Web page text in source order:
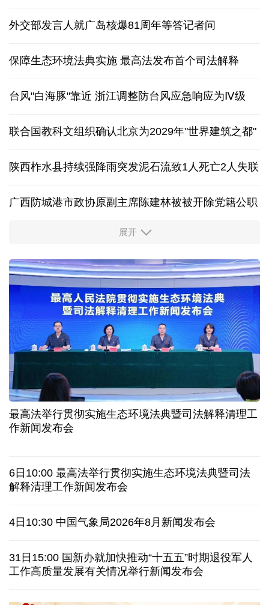
防减救灾一线见闻丨高温持续,多地旱涝同防保民生
长江十年行｜重庆铜锣山矿公园：又见“靠山吃山”
外交部发言人就广岛核爆81周年等答记者问
保障生态环境法典实施 最高法发布首个司法解释
台风"白海豚"靠近 浙江调整防台风应急响应为Ⅳ级
联合国教科文组织确认北京为2029年"世界建筑之都"
广西防城港市政协原副主席陈建林被被开除党籍公职
中国多地出台带薪休假新政 释放消费潜力
入境游火热 前7月北京离境退税各项数据均创新高
我国自阿根廷进口的牛肉已达到规定数量的50%
上半年我国黄金消费量511.412吨 同比增长1.23%
数据有了“身份证” 我国正稳步推进数据产权登记
高市早苗就“无核三原则”的表态含糊其辞
白宫否认特朗普与赫格塞思因弹药库存短缺发生争执
展开
最高法举行贯彻实施生态环境法典暨司法解释清理工
6日10:00 最高法举行贯彻实施生态环境法典暨司法
解释清理工作新闻发布会
4日10:30 中国气象局2026年8月新闻发布会